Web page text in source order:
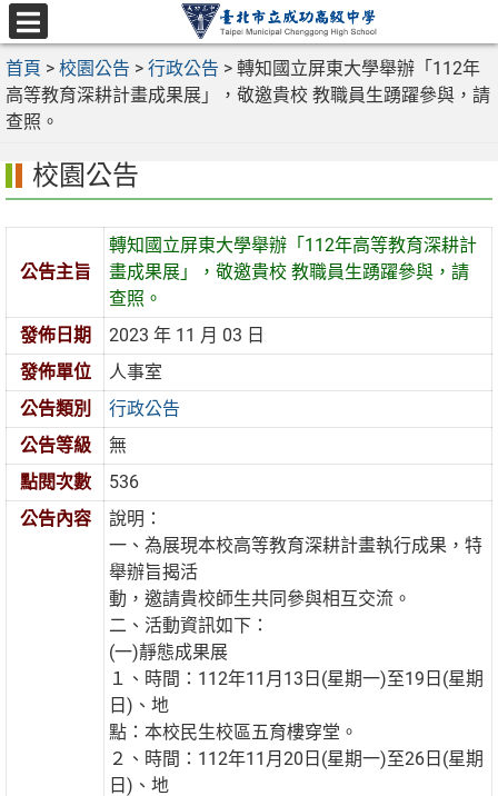
跳
至
主
要
內
選
單
首頁 > 校園公告 > 行政公告 > 轉知國立屏東大學舉辦「112年
高等教育深耕計畫成果展」，敬邀貴校 教職員生踴躍參與，請
查照。
校園公告
公告主旨
轉知國立屏東大學舉辦「112年高等教育深耕計
畫成果展」，敬邀貴校 教職員生踴躍參與，請
查照。
發佈日期
2023 年 11 月 03 日
發佈單位
人事室
公告類別
行政公告
公告等級
無
點閱次數
536
公告內容
說明：
一、為展現本校高等教育深耕計畫執行成果，特
舉辦旨揭活
動，邀請貴校師生共同參與相互交流。
二、活動資訊如下：
(一)靜態成果展
１、時間：112年11月13日(星期一)至19日(星期
日)、地
點：本校民生校區五育樓穿堂。
２、時間：112年11月20日(星期一)至26日(星期
日)、地